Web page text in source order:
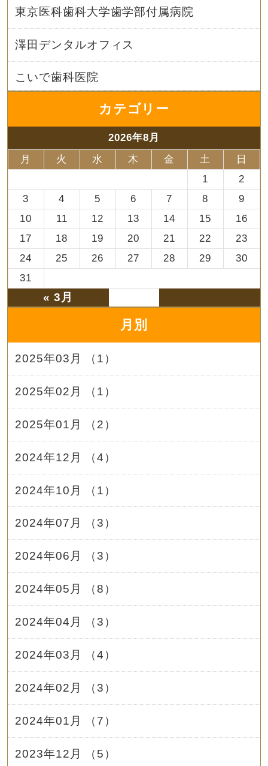
東京医科歯科大学歯学部付属病院
澤田デンタルオフィス
こいで歯科医院
カテゴリー
2026年8月
月
火 水 木 金 土
日
1
2
3
4 5 6 7 8
9
10
11 12 13 14 15
16
17
18 19 20 21 22
23
24
25 26 27 28 29
30
31
« 3月
月別
2025年03月 （1）
2025年02月 （1）
2025年01月 （2）
2024年12月 （4）
2024年10月 （1）
2024年07月 （3）
2024年06月 （3）
2024年05月 （8）
2024年04月 （3）
2024年03月 （4）
2024年02月 （3）
2024年01月 （7）
2023年12月 （5）